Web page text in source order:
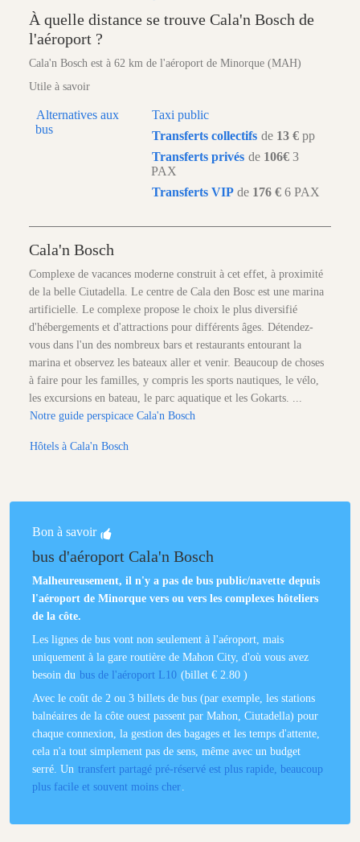
À quelle distance se trouve Cala'n Bosch de
l'aéroport ?
Cala'n Bosch est à 62 km de l'aéroport de Minorque (MAH)
Utile à savoir
Alternatives aux
bus
Taxi public
Transferts collectifs de 13 € pp
Transferts privés de 106€ 3
PAX
Transferts VIP de 176 € 6 PAX
Cala'n Bosch
Complexe de vacances moderne construit à cet effet, à proximité
de la belle Ciutadella. Le centre de Cala den Bosc est une marina
artificielle. Le complexe propose le choix le plus diversifié
d'hébergements et d'attractions pour différents âges. Détendez-
vous dans l'un des nombreux bars et restaurants entourant la
marina et observez les bateaux aller et venir. Beaucoup de choses
à faire pour les familles, y compris les sports nautiques, le vélo,
les excursions en bateau, le parc aquatique et les Gokarts. ...
Notre guide perspicace Cala'n Bosch
Hôtels à Cala'n Bosch
Bon à savoir
bus d'aéroport Cala'n Bosch
Malheureusement, il n'y a pas de bus public/navette depuis
l'aéroport de Minorque vers ou vers les complexes hôteliers
de la côte.
Les lignes de bus vont non seulement à l'aéroport, mais
uniquement à la gare routière de Mahon City, d'où vous avez
besoin du bus de l'aéroport L10 (billet € 2.80 )
Avec le coût de 2 ou 3 billets de bus (par exemple, les stations
balnéaires de la côte ouest passent par Mahon, Ciutadella) pour
chaque connexion, la gestion des bagages et les temps d'attente,
cela n'a tout simplement pas de sens, même avec un budget
serré. Un transfert partagé pré-réservé est plus rapide, beaucoup
plus facile et souvent moins cher